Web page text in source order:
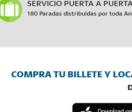
SERVICIO PUERTA A PUERTA
180 Paradas distribuidas por toda
COMPRA TU BILLETE Y